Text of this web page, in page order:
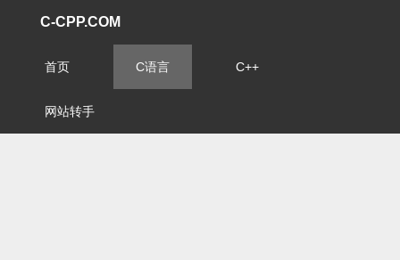
C-CPP.COM
首页 C语言 C++
网站转手